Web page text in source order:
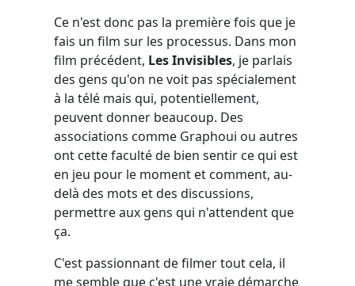
Ce n'est donc pas la première fois que je
fais un film sur les processus. Dans mon
film précédent, Les Invisibles, je parlais
des gens qu'on ne voit pas spécialement
à la télé mais qui, potentiellement,
peuvent donner beaucoup. Des
associations comme Graphoui ou autres
ont cette faculté de bien sentir ce qui est
en jeu pour le moment et comment, au-
delà des mots et des discussions,
permettre aux gens qui n'attendent que
ça.
C'est passionnant de filmer tout cela, il
me semble que c'est une vraie démarche